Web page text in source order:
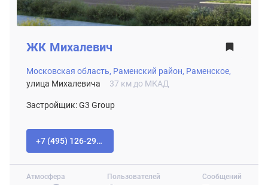
Атмосфера Пользователей Сообщений
ЖК Михалевич
Московская область, Раменский район, Раменское,
улица Михалевича
37 км до МКАД
Застройщик: G3 Group
+7 (495) 126-29-78